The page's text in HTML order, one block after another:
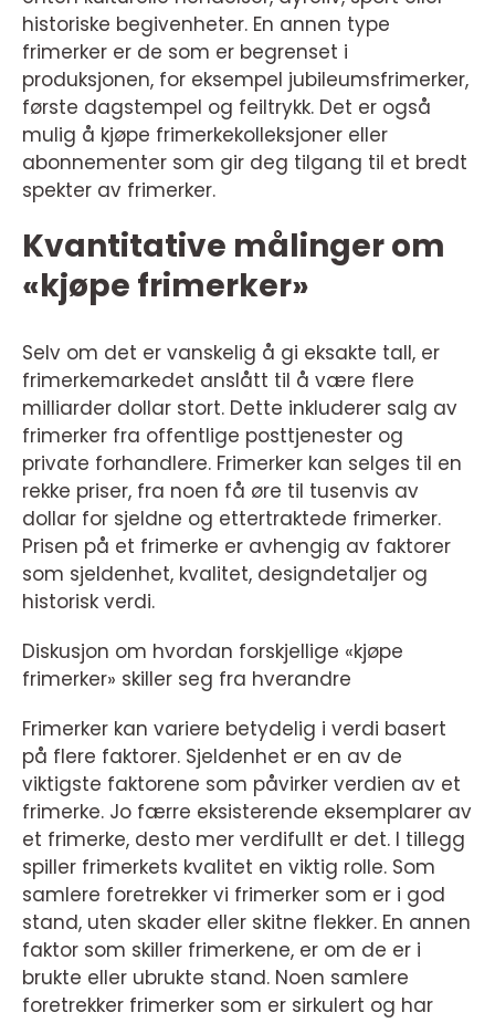
historiske begivenheter. En annen type
frimerker er de som er begrenset i
produksjonen, for eksempel jubileumsfrimerker,
første dagstempel og feiltrykk. Det er også
mulig å kjøpe frimerkekolleksjoner eller
abonnementer som gir deg tilgang til et bredt
spekter av frimerker.
Kvantitative målinger om
«kjøpe frimerker»
Selv om det er vanskelig å gi eksakte tall, er
frimerkemarkedet anslått til å være flere
milliarder dollar stort. Dette inkluderer salg av
frimerker fra offentlige posttjenester og
private forhandlere. Frimerker kan selges til en
rekke priser, fra noen få øre til tusenvis av
dollar for sjeldne og ettertraktede frimerker.
Prisen på et frimerke er avhengig av faktorer
som sjeldenhet, kvalitet, designdetaljer og
historisk verdi.
Diskusjon om hvordan forskjellige «kjøpe
frimerker» skiller seg fra hverandre
Frimerker kan variere betydelig i verdi basert
på flere faktorer. Sjeldenhet er en av de
viktigste faktorene som påvirker verdien av et
frimerke. Jo færre eksisterende eksemplarer av
et frimerke, desto mer verdifullt er det. I tillegg
spiller frimerkets kvalitet en viktig rolle. Som
samlere foretrekker vi frimerker som er i god
stand, uten skader eller skitne flekker. En annen
faktor som skiller frimerkene, er om de er i
brukte eller ubrukte stand. Noen samlere
foretrekker frimerker som er sirkulert og har